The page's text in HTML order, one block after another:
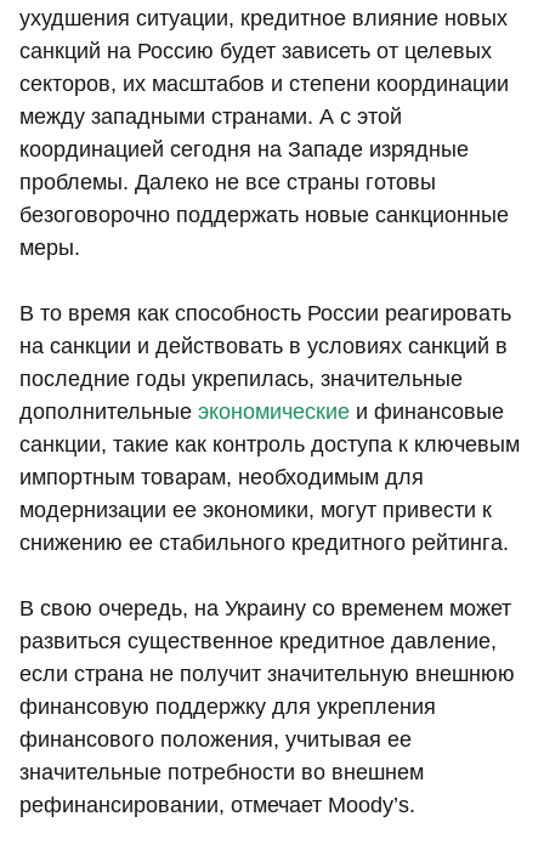
ухудшения ситуации, кредитное влияние новых
санкций на Россию будет зависеть от целевых
секторов, их масштабов и степени координации
между западными странами. А с этой
координацией сегодня на Западе изрядные
проблемы. Далеко не все страны готовы
безоговорочно поддержать новые санкционные
меры.
В то время как способность России реагировать
на санкции и действовать в условиях санкций в
последние годы укрепилась, значительные
дополнительные экономические и финансовые
санкции, такие как контроль доступа к ключевым
импортным товарам, необходимым для
модернизации ее экономики, могут привести к
снижению ее стабильного кредитного рейтинга.
В свою очередь, на Украину со временем может
развиться существенное кредитное давление,
если страна не получит значительную внешнюю
финансовую поддержку для укрепления
финансового положения, учитывая ее
значительные потребности во внешнем
рефинансировании, отмечает Moody’s.